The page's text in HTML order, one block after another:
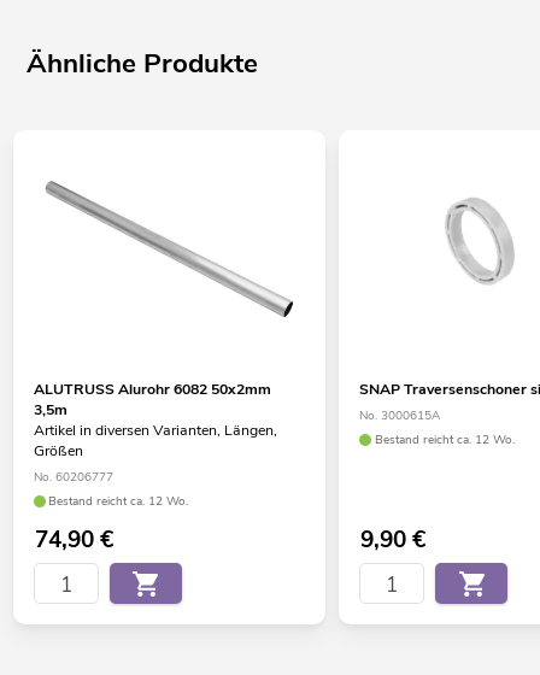
Ähnliche Produkte
ALUTRUSS Alurohr 6082 50x2mm
3,5m
Artikel in diversen Varianten, Längen,
Größen
No. 60206777
Bestand reicht ca. 12 Wo.
74,90€
SNAP Traversenschoner
No. 3000615A
Bestand reicht ca. 12 Wo.
9,90€